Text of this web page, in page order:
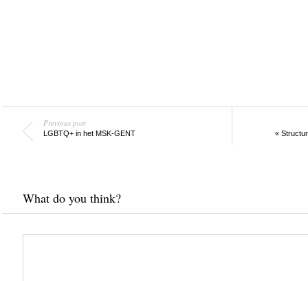
Previous post
LGBTQ+ in het MSK-GENT «
What do you think?